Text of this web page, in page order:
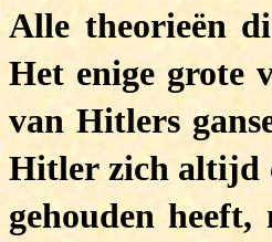
Alle theorieën
Het enige grote
van Hitlers
Hitler zich altijd
gehouden heeft,